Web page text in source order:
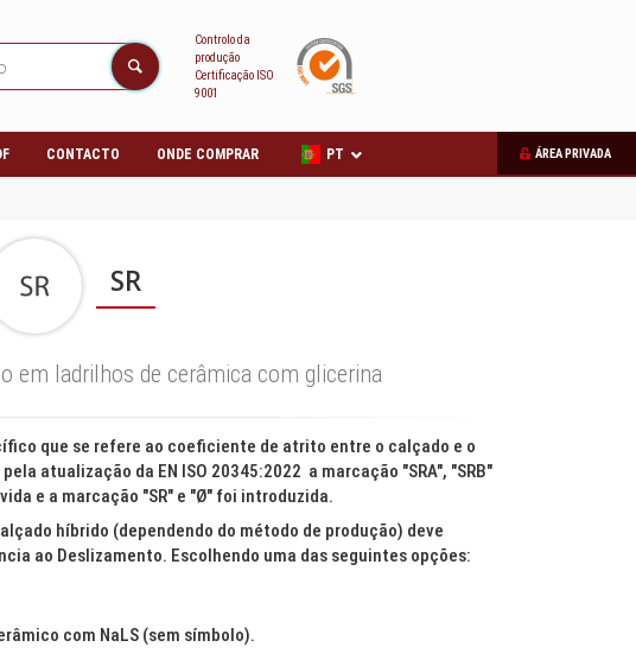
Controlo da
produção
Certificação ISO
9001
CONTACTO ONDE COMPRAR ÁREA PRIVADA
PT
SR
em ladrilhos de cerâmica com glicerina
que se refere ao coeficiente de atrito entre o calçado e o
atualização da EN ISO 20345:2022 a marcação "SRA", "SRB"
e a marcação "SR" e "Ø" foi introduzida.
híbrido (dependendo do método de produção) deve
ao Deslizamento. Escolhendo uma das seguintes opções:
com NaLS (sem símbolo).